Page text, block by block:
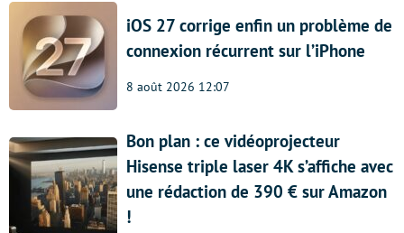
iOS 27 corrige enfin un problème de
connexion récurrent sur l’iPhone
8 août 2026 12:07
Bon plan : ce vidéoprojecteur
Hisense triple laser 4K s’affiche avec
une rédaction de 390 € sur Amazon
!